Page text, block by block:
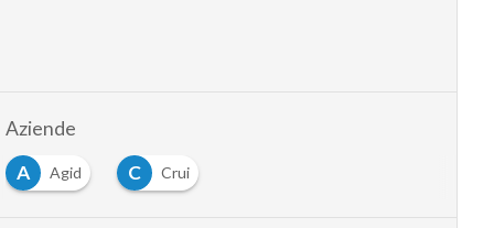
Aziende
A
Agid C Crui